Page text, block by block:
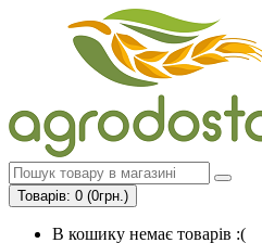
Товарів: 0 (0грн.)
В кошику немає товарів :(